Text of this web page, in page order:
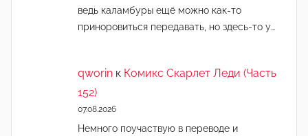
ведь каламбуры ещё можно как-то
приноровиться передавать, но здесь-то у…
qworin к Комикс Скарлет Леди (Часть
152)
07.08.2026
Немного поучаствую в переводе и